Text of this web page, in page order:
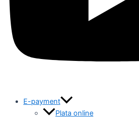
E-payment
Plata online